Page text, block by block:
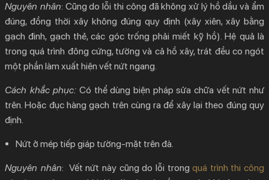
Nguyên nhân: Cũng do lỗi thi công đã không xử lý hồ dầu và ẩm
đúng, đồng thời xây không đúng quy định (xây xiên, xây bằng
gạch đinh, gạch thẻ, các góc trống phải miết kỹ hồ). Hệ quả là
trong quá trình đông cứng, tường và cả hồ xây, trát đều co ngót
một phần làm xuất hiện vết nứt ngang.
Cách khắc phục: Có thể dùng biện pháp sửa chữa vết nứt như
trên. Hoặc đục hàng gạch trên cùng ra để xây lại theo đúng quy
định.
Nứt ở mép tiếp giáp tường-mặt trên đà.
Nguyên nhân: Vết nứt này cũng do lỗi trongquá trình thi công